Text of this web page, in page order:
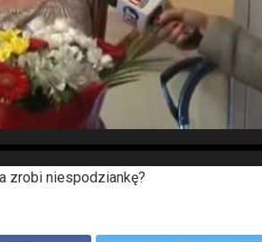
hd2880
hd2160
hd2160
hd1440
highres
hd1080
hd720
large
medium
small
tiny
zrobi niespodziankę?